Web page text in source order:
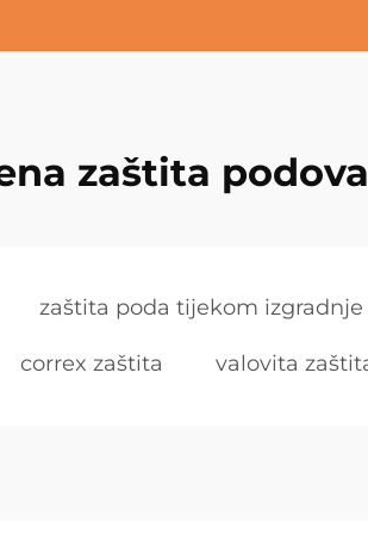
zaštita podova
zaštita poda tijekom izgradnje
correx zaštita valovita